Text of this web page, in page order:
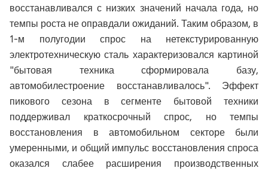
восстанавливался с низких значений начала года, но
темпы роста не оправдали ожиданий. Таким образом, в
1-м полугодии спрос на нетекстурированную
электротехническую сталь характеризовался картиной
"бытовая техника сформировала базу,
автомобилестроение восстанавливалось". Эффект
пикового сезона в сегменте бытовой техники
поддерживал краткосрочный спрос, но темпы
восстановления в автомобильном секторе были
умеренными, и общий импульс восстановления спроса
оказался слабее расширения производственных